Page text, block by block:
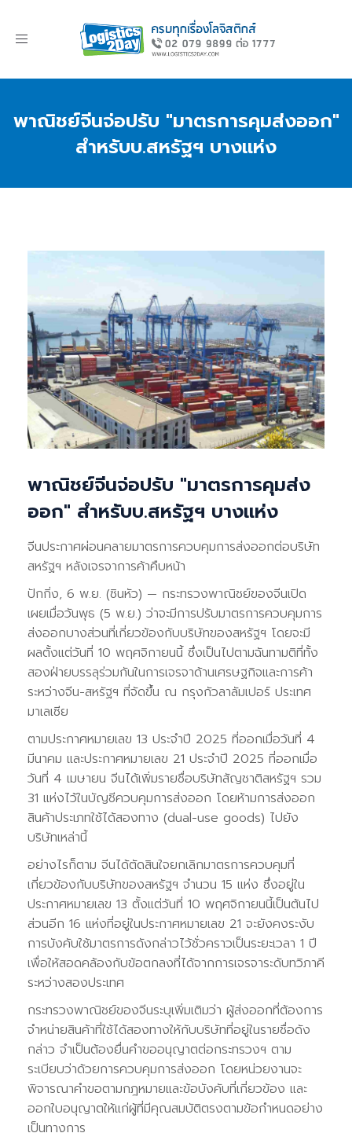
Toggle
พาณิชย์จีนจ่อปรับ "มาตรการคุมส่งออก"
สำหรับบ.สหรัฐฯ บางแห่ง
พาณิชย์จีนจ่อปรับ "มาตรการคุมส่ง
ออก" สำหรับบ.สหรัฐฯ บางแห่ง
จีนประกาศผ่อนคลายมาตรการควบคุมการส่งออกต่อบริษัท
สหรัฐฯ หลังเจรจาการค้าคืบหน้า
ปักกิ่ง, 6 พ.ย. (ซินหัว) — กระทรวงพาณิชย์ของจีนเปิด
เผยเมื่อวันพุธ (5 พ.ย.) ว่าจะมีการปรับมาตรการควบคุมการ
ส่งออกบางส่วนที่เกี่ยวข้องกับบริษัทของสหรัฐฯ โดยจะมี
ผลตั้งแต่วันที่ 10 พฤศจิกายนนี้ ซึ่งเป็นไปตามฉันทามติที่ทั้ง
สองฝ่ายบรรลุร่วมกันในการเจรจาด้านเศรษฐกิจและการค้า
ระหว่างจีน-สหรัฐฯ ที่จัดขึ้น ณ กรุงกัวลาลัมเปอร์ ประเทศ
มาเลเซีย
ตามประกาศหมายเลข 13 ประจำปี 2025 ที่ออกเมื่อวันที่ 4
มีนาคม และประกาศหมายเลข 21 ประจำปี 2025 ที่ออกเมื่อ
วันที่ 4 เมษายน จีนได้เพิ่มรายชื่อบริษัทสัญชาติสหรัฐฯ รวม
31 แห่งไว้ในบัญชีควบคุมการส่งออก โดยห้ามการส่งออก
สินค้าประเภทใช้ได้สองทาง (dual-use goods) ไปยัง
บริษัทเหล่านี้
อย่างไรก็ตาม จีนได้ตัดสินใจยกเลิกมาตรการควบคุมที่
เกี่ยวข้องกับบริษัทของสหรัฐฯ จำนวน 15 แห่ง ซึ่งอยู่ใน
ประกาศหมายเลข 13 ตั้งแต่วันที่ 10 พฤศจิกายนนี้เป็นต้นไป
ส่วนอีก 16 แห่งที่อยู่ในประกาศหมายเลข 21 จะยังคงระงับ
การบังคับใช้มาตรการดังกล่าวไว้ชั่วคราวเป็นระยะเวลา 1 ปี
เพื่อให้สอดคล้องกับข้อตกลงที่ได้จากการเจรจาระดับทวิภาคี
ระหว่างสองประเทศ
กระทรวงพาณิชย์ของจีนระบุเพิ่มเติมว่า ผู้ส่งออกที่ต้องการ
จำหน่ายสินค้าที่ใช้ได้สองทางให้กับบริษัทที่อยู่ในรายชื่อดัง
กล่าว จำเป็นต้องยื่นคำขออนุญาตต่อกระทรวงฯ ตาม
ระเบียบว่าด้วยการควบคุมการส่งออก โดยหน่วยงานจะ
พิจารณาคำขอตามกฎหมายและข้อบังคับที่เกี่ยวข้อง และ
ออกใบอนุญาตให้แก่ผู้ที่มีคุณสมบัติตรงตามข้อกำหนดอย่าง
เป็นทางการ